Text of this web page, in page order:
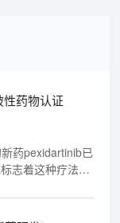
药物认证
药pexidartinib已
志着这种疗法将